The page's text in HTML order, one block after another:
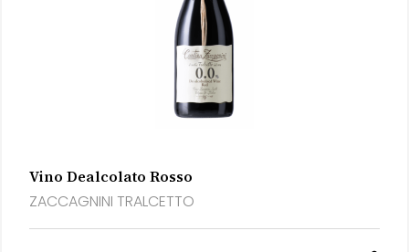
Vino Dealcolato Rosso
ZACCAGNINI TRALCETTO